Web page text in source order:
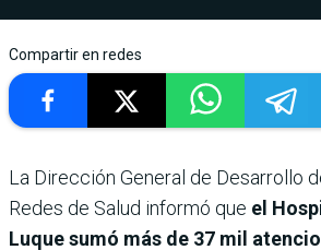
Compartir en redes
La Dirección General de Desarrollo
Redes de Salud informó que el
Luque sumó más de 37 mil